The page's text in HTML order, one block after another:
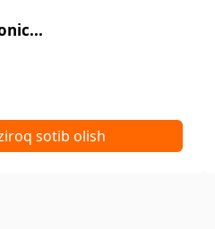
sotib olish